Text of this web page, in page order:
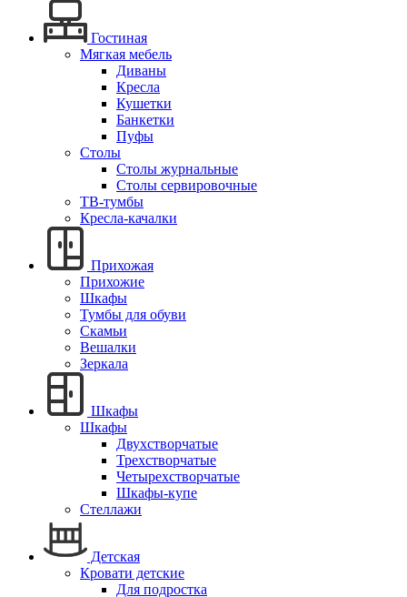
Гостиная
Мягкая мебель
Диваны
Кресла
Кушетки
Банкетки
Пуфы
Столы
Столы журнальные
Столы сервировочные
ТВ-тумбы
Кресла-качалки
Прихожая
Прихожие
Шкафы
Тумбы для обуви
Скамьи
Вешалки
Зеркала
Шкафы
Шкафы
Двухстворчатые
Трехстворчатые
Четырехстворчатые
Шкафы-купе
Стеллажи
Детская
Кровати детские
Для подростка